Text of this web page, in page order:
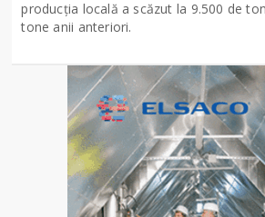
producţia locală a scăzut la 9.500 de
tone anii anteriori.